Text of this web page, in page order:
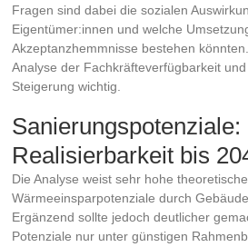
Fragen sind dabei die sozialen
Eigentümer:innen und welche
Akzeptanzhemmnisse bestehen
Analyse der Fachkräfteverfügbarkeit
Steigerung wichtig.
Sanierungspotenziale:
Realisierbarkeit bis
Die Analyse weist sehr hohe theoretische
Wärmeeinsparpotenziale durch
Ergänzend sollte jedoch deutlicher
Potenziale nur unter günstigen